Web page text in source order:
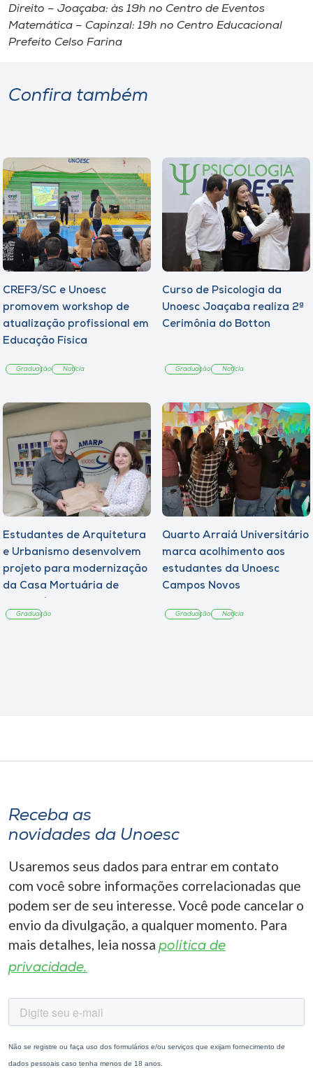
Direito – Joaçaba: às 19h no Centro de Eventos
Matemática – Capinzal: 19h no Centro Educacional
Prefeito Celso Farina
Confira também
CREF3/SC e Unoesc
promovem workshop de
atualização profissional em
Educação Física
Graduação Notícia
Curso de Psicologia da
Unoesc Joaçaba realiza 2ª
Cerimônia do Botton
Graduação Notícia
Estudantes de Arquitetura
e Urbanismo desenvolvem
projeto para modernização
da Casa Mortuária de
Graduação
Quarto Arraiá Universitário
marca acolhimento aos
estudantes da Unoesc
Campos Novos
Graduação Notícia
Receba as
novidades da Unoesc
Usaremos seus dados para entrar em contato
com você sobre informações correlacionadas que
podem ser de seu interesse. Você pode cancelar o
envio da divulgação, a qualquer momento. Para
mais detalhes, leia nossa política de
privacidade.